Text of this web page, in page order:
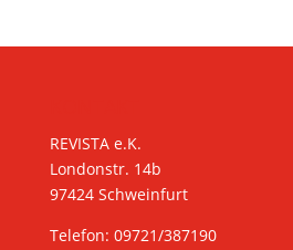
REVISTA e.K.
Londonstr. 14b
97424 Schweinfurt
Telefon: 09721/387190